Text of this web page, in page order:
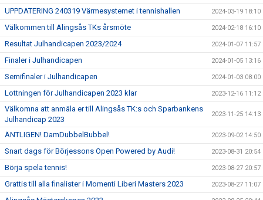
UPPDATERING 240319 Värmesystemet i tennishallen 2024-03-19 18:10
Välkommen till Alingsås TKs årsmöte 2024-02-18 16:10
Resultat Julhandicapen 2023/2024 2024-01-07 11:57
Finaler i Julhandicapen 2024-01-05 13:16
Semifinaler i Julhandicapen 2024-01-03 08:00
Lottningen för Julhandicapen 2023 klar 2023-12-16 11:12
Välkomna att anmäla er till Alingsås TK:s och Sparbankens
Julhandicap 2023
2023-11-25 14:13
ÄNTLIGEN! DamDubbelBubbel! 2023-09-02 14:50
Snart dags för Börjessons Open Powered by Audi! 2023-08-31 20:54
Börja spela tennis! 2023-08-27 20:57
Grattis till alla finalister i Momenti Liberi Masters 2023 2023-08-27 11:07